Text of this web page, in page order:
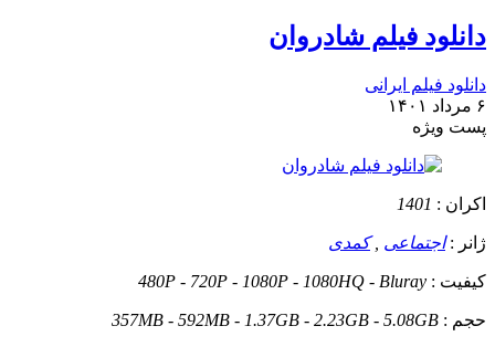
دانلود فیلم شادروان
دانلود فیلم ایرانی
۶ مرداد ۱۴۰۱
پست ويژه
اکران : 1401
ژانر :اجتماعی ,کمدی
کیفیت : 480P - 720P - 1080P - 1080HQ - Bluray
حجم : 357MB - 592MB - 1.37GB - 2.23GB - 5.08GB